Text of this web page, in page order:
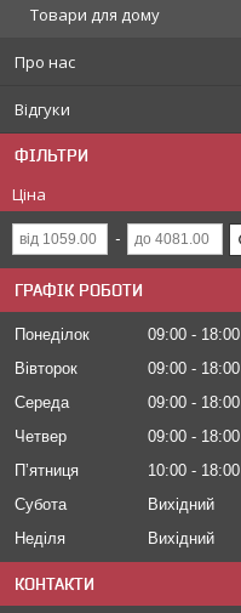
Товари для дому
Про нас
Відгуки
ФІЛЬТРИ
Ціна
ГРАФІК РОБОТИ
Понеділок 09:00
18:00
Вівторок
09:00
18:00
Середа
09:00
18:00
Четвер
09:00
18:00
Пʼятниця
10:00
18:00
Субота
Вихідний
Неділя
Вихідний
КОНТАКТИ